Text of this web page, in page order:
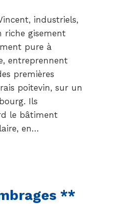
industriels,
riche gisement
pure à
entreprennent
premières
poitevin, sur un
Ils
le bâtiment
en…
**